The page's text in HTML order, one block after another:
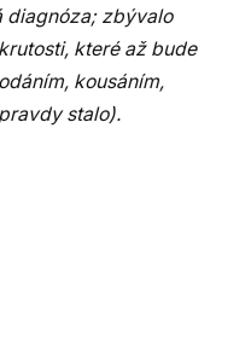
diagnóza; zbývalo
které až bude
kousáním,
stalo).